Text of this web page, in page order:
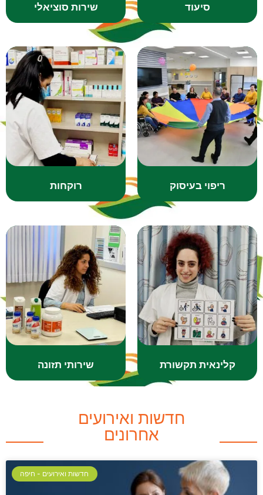
סיעוד שירות סוציאלי
ריפוי בעיסוק רוקחות
קלינאית תקשורת שירותי תזונה
חדשות ואירועים
אחרונים
חדשות ואירועים - חיפה